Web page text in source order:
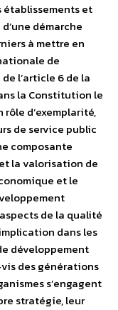
établissements et
démarche
à mettre en
de
l’article 6 de la
la Constitution le
rôle d’exemplarité,
de service public
composante
la valorisation de
et le
de la qualité
dans les
développement
des générations
s’engagent
stratégie, leur